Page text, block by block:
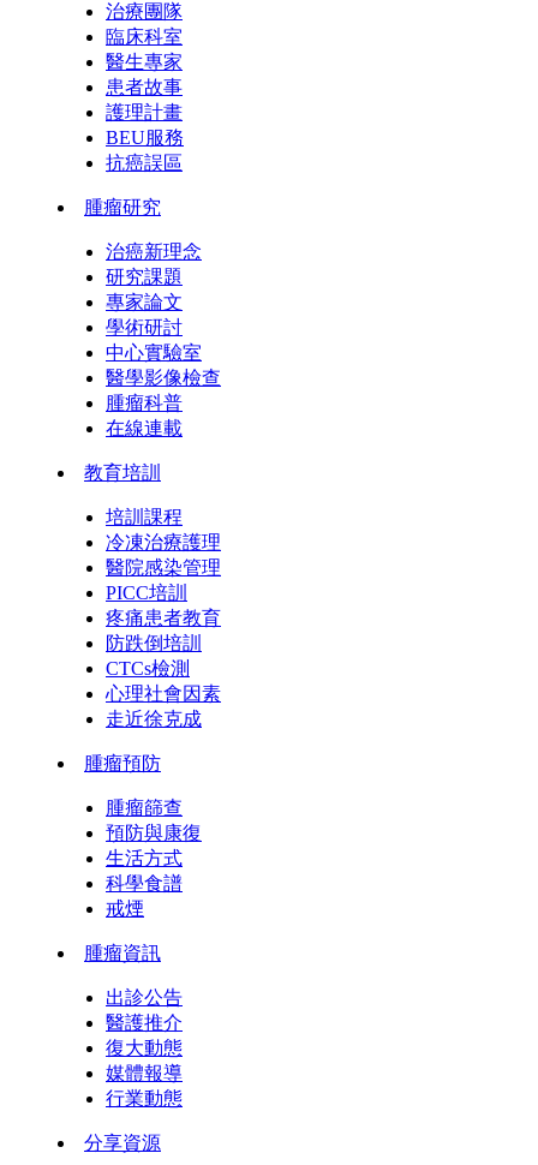
治療團隊
臨床科室
醫生專家
患者故事
護理計畫
BEU服務
抗癌誤區
腫瘤研究
治癌新理念
研究課題
專家論文
學術研討
中心實驗室
醫學影像檢查
腫瘤科普
在線連載
教育培訓
培訓課程
冷凍治療護理
醫院感染管理
PICC培訓
疼痛患者教育
防跌倒培訓
CTCs檢測
心理社會因素
走近徐克成
腫瘤預防
腫瘤篩查
預防與康復
生活方式
科學食譜
戒煙
腫瘤資訊
出診公告
醫護推介
復大動態
媒體報導
行業動態
分享資源